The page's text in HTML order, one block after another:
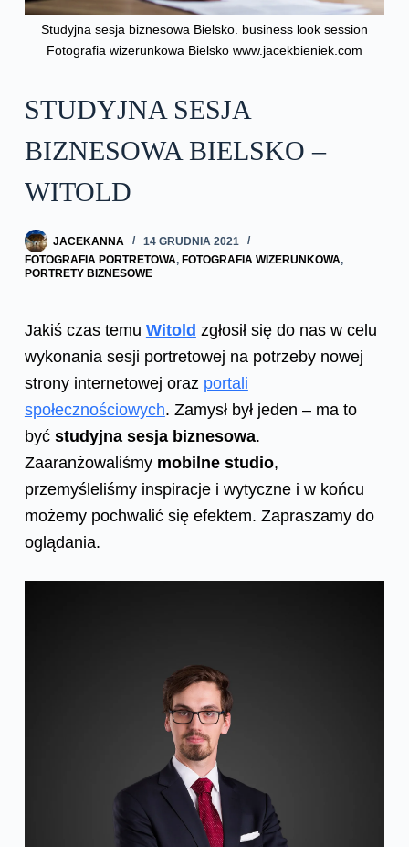
Studyjna sesja biznesowa Bielsko. business look session
Fotografia wizerunkowa Bielsko www.jacekbieniek.com
STUDYJNA SESJA
BIZNESOWA BIELSKO –
WITOLD
JACEKANNA
14 GRUDNIA 2021
FOTOGRAFIA PORTRETOWA, FOTOGRAFIA WIZERUNKOWA,
PORTRETY BIZNESOWE
Jakiś czas temu Witold zgłosił się do nas w celu
wykonania sesji portretowej na potrzeby nowej
strony internetowej oraz portali
społecznościowych. Zamysł był jeden – ma to
być studyjna sesja biznesowa.
Zaaranżowaliśmy mobilne studio,
przemyśleliśmy inspiracje i wytyczne i w końcu
możemy pochwalić się efektem. Zapraszamy do
oglądania.